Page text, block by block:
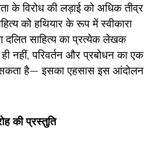
के विरोध की लड़ाई को अधिक तीव्र
को हथियार के रूप में स्वीकारा
दलित साहित्य का प्रत्येक लेखक
नहीं, परिवर्तन और प्रबोधन का एक
सकता है— इसका एहसास इस आंदोलन
की प्रस्तुति